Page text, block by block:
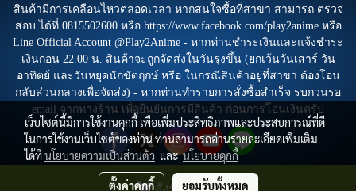
สั่งซื้อสินค้า
สินค้ามีการเคลือนไหวตลอดเวลา หากสนใจซื้อที่สาขา สามารถ ตรวจ
สอบ ได้ที่ 0815502600 หรือ https://www.facebook.com/play2anime หรือ
Line Official Account @Play2Anime - หากท่านชำระเงินและแจ้งชำระ
เงินก่อน 22.00 น. สินค้าจะถูกจัดส่งในวันรุ่งขึ้น (ยกเว้นวันเสาร์ วัน
อาทิตย์ และวันหยุดนักขัตฤกษ์ หรือ ในกรณีสินค้าอยู่ที่สาขา ต้องโอน
กลับส่วนกลางเพื่อจัดส่ง) - หากท่านทำรายการสั่งซื้อสำเร็จ รบกวนรอ
email จากทางร้าน เพื่อยืนยันการมีสินค้า ก่อนการโอนเงินครับ
เว็บไซต์นี้มีการใช้งานคุกกี้ เพื่อเพิ่มประสิทธิภาพและประสบการณ์ที่ดี
ในการใช้งานเว็บไซต์ของท่าน ท่านสามารถอ่านรายละเอียดเพิ่มเติม
ได้ที่นโยบายความเป็นส่วนตัว และนโยบายคุกกี้
ตั้งค่าคุกกี้ ยอมรับทั้งหมด